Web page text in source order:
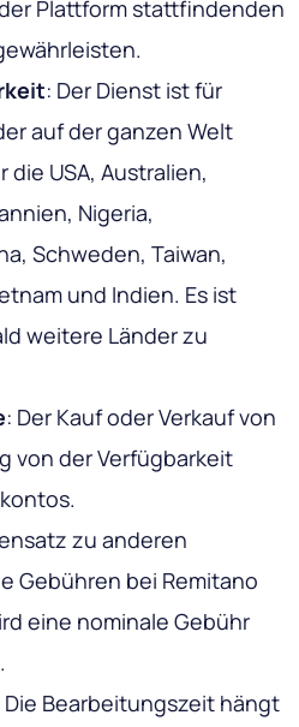
Plattform stattfindenden
: Der Dienst ist für
auf der ganzen Welt
USA, Australien,
Nigeria,
Schweden, Taiwan,
und Indien. Es ist
weitere Länder zu
: Der Kauf oder Verkauf von
von der Verfügbarkeit
zu anderen
Gebühren bei Remitano
eine nominale Gebühr
Die Bearbeitungszeit hängt